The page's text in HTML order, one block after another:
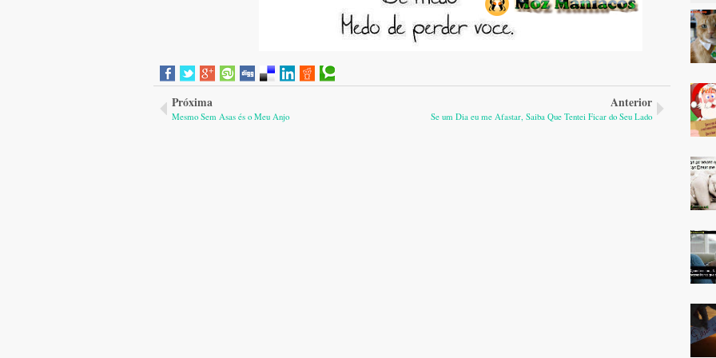
Próxima
Mesmo Sem Asas és o Meu Anjo
Anterior
Se um Dia eu me Afastar, Saiba Que Tentei Ficar do Seu Lado